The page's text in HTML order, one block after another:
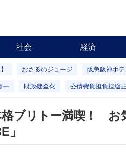
社会 経済
おさるのジョージ 阪急阪神ホ
一 財政健全化 公債費負担負担適
格ブリトー満喫！
」